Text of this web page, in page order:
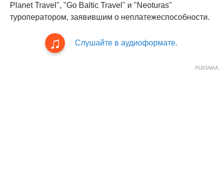
Planet Travel", "Go Baltic Travel" и "Neoturas"
туроператором, заявившим о неплатежеспособности.
Слушайте в аудиоформате.